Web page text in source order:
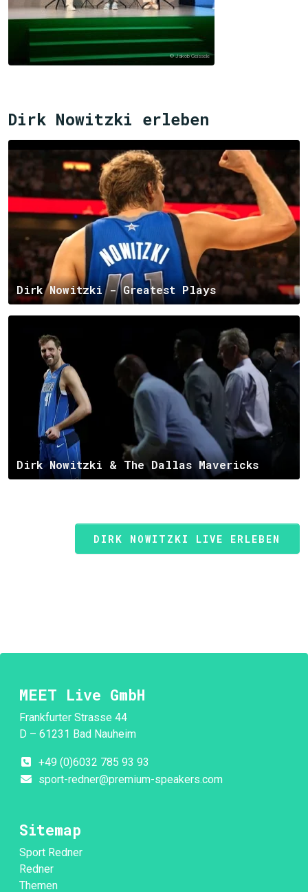
© Jakob Geissele
Dirk Nowitzki erleben
Dirk Nowitzki - Greatest Plays
Dirk Nowitzki & The Dallas Mavericks
DIRK NOWITZKI LIVE ERLEBEN
MEET Live GmbH
Frankfurter Strasse 44
D – 61231 Bad Nauheim
+49 (0)6032 785 93 93
sport-redner@premium-speakers.com
Sitemap
Sport Redner
Redner
Themen